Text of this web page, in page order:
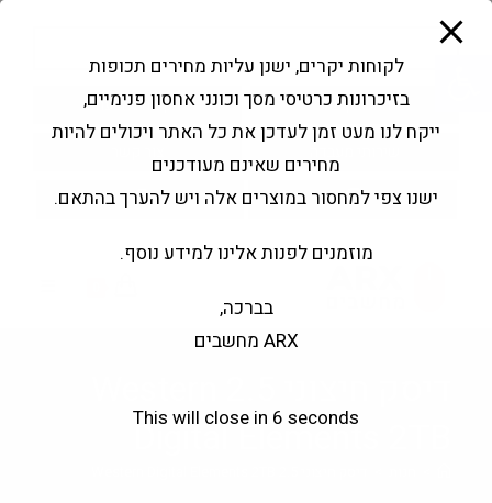
פתח סרגל נגישות
Products
search
החשבון שלי בקשה להצעה
Digital Elements 2TB
לקוחות יקרים, ישנן עליות מחירים תכופות
בזיכרונות כרטיסי מסך וכונני אחסון פנימיים,
ייקח לנו מעט זמן לעדכן את כל האתר ויכולים להיות
מחירים שאינם מעודכנים
ישנו צפי למחסור במוצרים אלה ויש להערך בהתאם.
מוזמנים לפנות אלינו למידע נוסף.
בברכה,
ARX מחשבים
This will close in 6 seconds